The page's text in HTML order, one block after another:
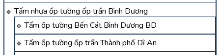
Tấm nhựa ốp tường ốp trần Bình Dương
Tấm ốp tường Bến Cát Bình Dương BD
Tấm ốp tường ốp trần Thành phố Dĩ An